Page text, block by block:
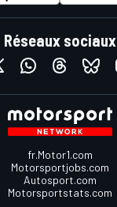
Réseaux sociaux
fr.Motor1.com
Motorsportjobs.com
Autosport.com
Motorsportstats.com